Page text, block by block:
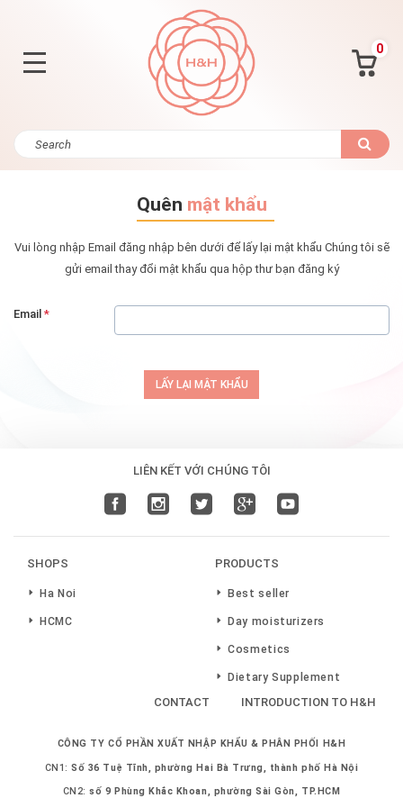
0
Quên mật khẩu
Vui lòng nhập Email đăng nhập bên dưới để lấy lại mật khẩu Chúng tôi sẽ
gửi email thay đổi mật khẩu qua hộp thư bạn đăng ký
Email *
LẤY LẠI MẬT KHẨU
LIÊN KẾT VỚI CHÚNG TÔI
SHOPS
Ha Noi
HCMC
PRODUCTS
Best seller
Day moisturizers
Cosmetics
Dietary Supplement
CONTACT INTRODUCTION TO H&H
CÔNG TY CỔ PHẦN XUẤT NHẬP KHẨU & PHÂN PHỐI H&H
CN1:Số 36 Tuệ Tĩnh, phường Hai Bà Trưng, thành phố Hà Nội
CN2:số 9 Phùng Khắc Khoan, phường Sài Gòn, TP.HCM